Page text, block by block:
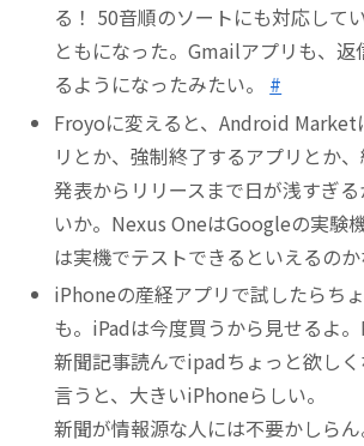
る！ 50音順のソートにも対応して
ともになった。Gmailアプリも、返
るようになったみたい。 #
Froyoに変えると、Android Market
リとか、強制終了するアプリとか、
発表からリリースまで日が浅すぎ
いか。Nexus OneはGoogleの実験
は実機でテストできるといえるのか
iPhoneの産経アプリで試したらち
も。iPadは今度買うから見せるよ。
新聞記事読んでipadちょっと欲し
言うと、大きいiPhoneらしい。
新聞が情報源な人には不要かしらん